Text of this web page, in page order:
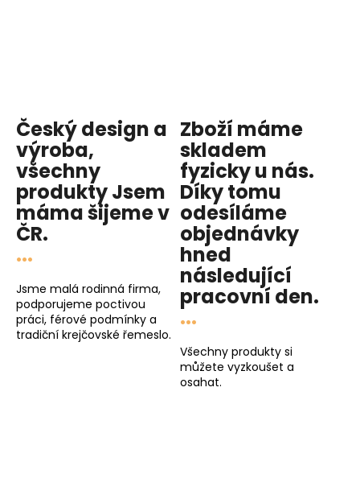
Český design a
výroba,
všechny
produktyJsem
mámašijeme v
ČR.
...
Jsme malá rodinná firma,
podporujeme poctivou
práci, férové podmínky a
tradiční krejčovské řemeslo.
Zboží máme
skladem
fyzicky u nás.
Díky tomu
odesíláme
objednávky
hned
následující
pracovní den.
...
Všechny produkty si
můžete vyzkoušet a
osahat.